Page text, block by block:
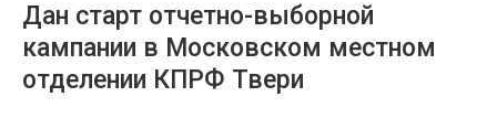
Дан старт отчетно-выборной
кампании в Московском местном
отделении КПРФ Твери